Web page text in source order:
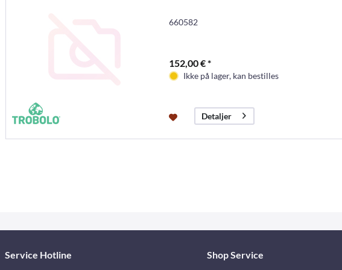
660582
152,00 € *
Ikke på lager, kan bestilles
Detaljer
Service Hotline Shop Service